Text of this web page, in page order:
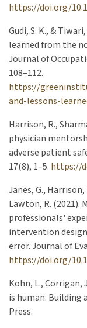
https://doi.org/
Gudi, S. K., &
learned from the
Journal of
108–112.
https://
and-lessons-
Harrison, R.,
physician
adverse patient
17(8), 1–5. https://
Janes, G.,
Lawton, R. (2021).
professionals'
intervention
error. Journal of
https://doi.org/
Kohn, L., Corrigan,
is human: Building
Press.